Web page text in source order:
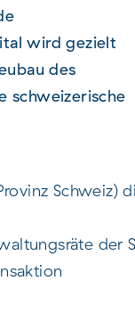
wird gezielt
des
schweizerische
Schweiz)
der